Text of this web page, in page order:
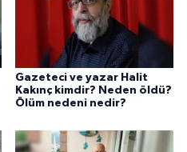
Gazeteci ve yazar Halit
Kakınç kimdir? Neden öldü?
Ölüm nedeni nedir?